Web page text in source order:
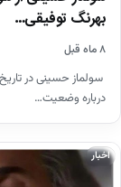
بهرنگ توفیقی…
۸ ماه قبل
درباره وضعیت…
اخبار